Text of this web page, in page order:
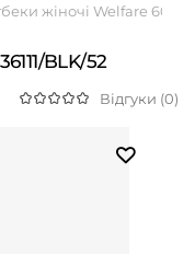
жіночі Welfare
BLK/52
Відгуки (0)